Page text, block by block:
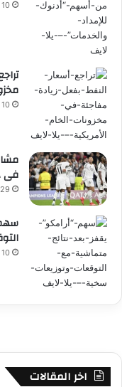
10 مايو، 2023
10 مايو، 2023
فى
29 يناير، 2025
10 مايو، 2023
اخر المقالات